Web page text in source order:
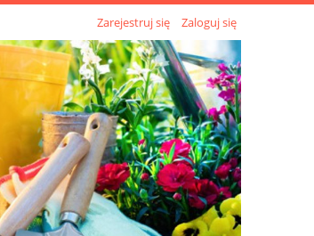
Zarejestruj się Zaloguj się